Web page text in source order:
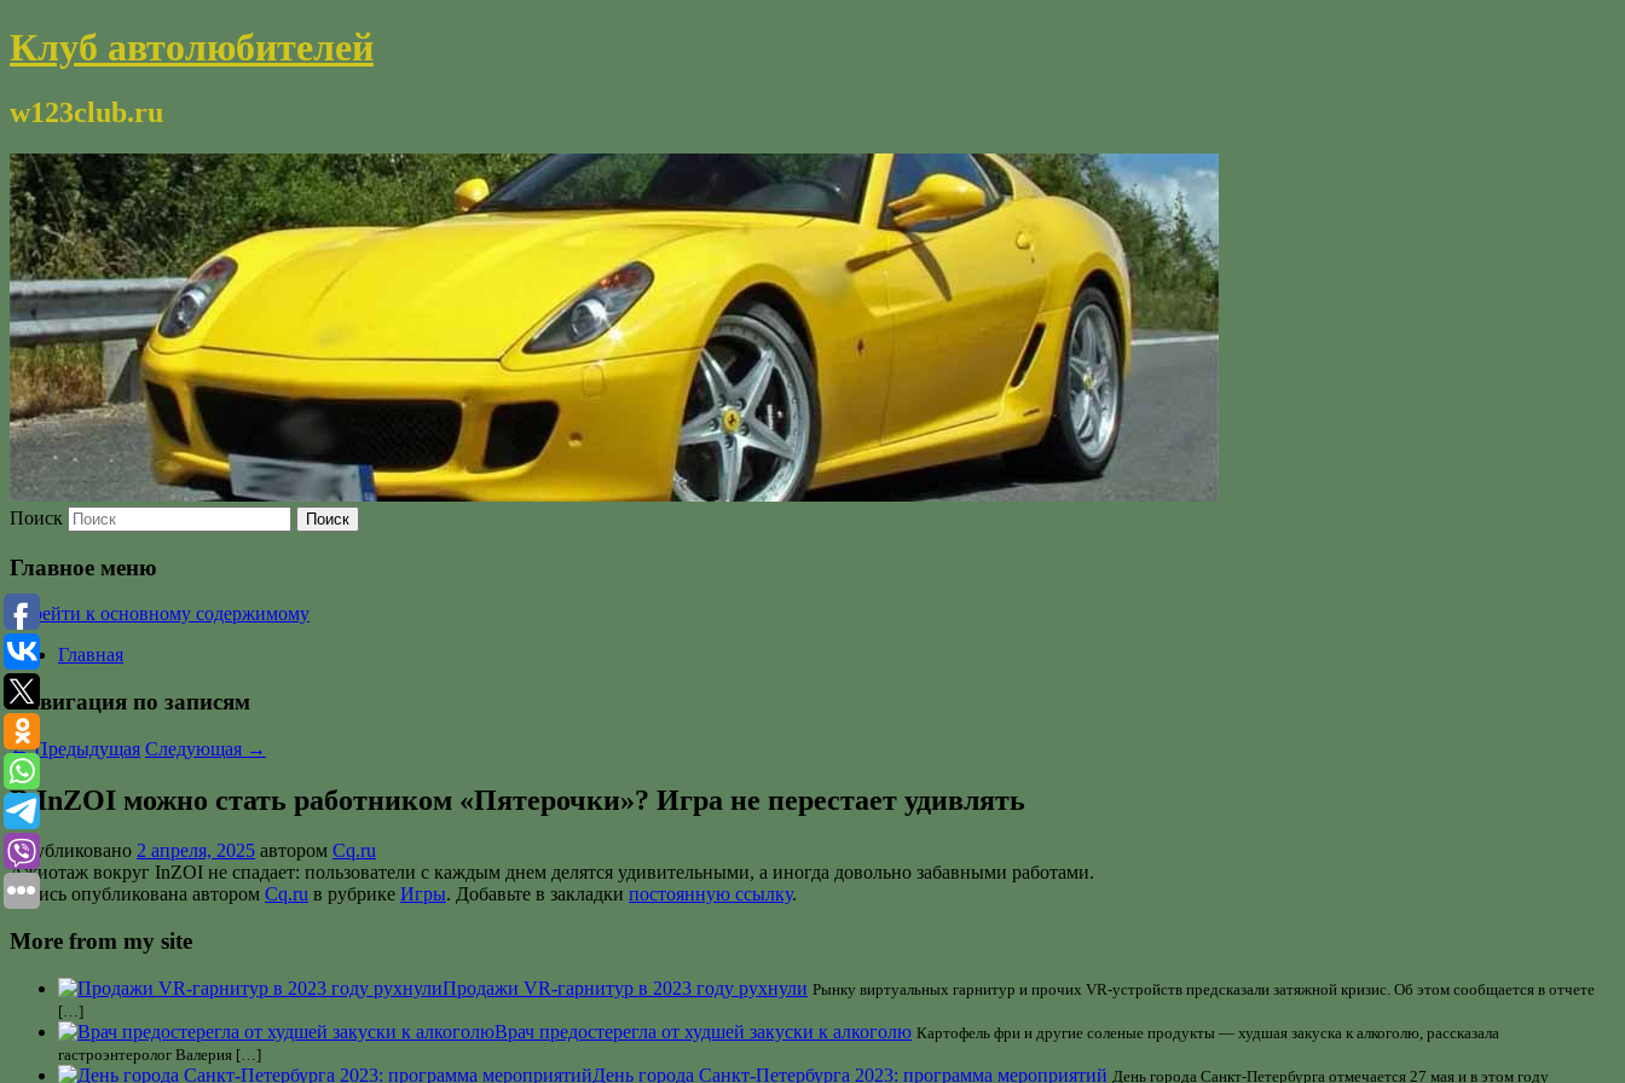
Клуб автолюбителей
w123club.ru
Поиск
Главное меню
Перейти к основному содержимому
Главная
Навигация по записям
←Предыдущая Следующая →
В InZOI можно стать работником «Пятерочки»? Игра не перестает удивлять
Опубликовано 2 апреля, 2025 автором Cq.ru
Ажиотаж вокруг InZOI не спадает: пользователи с каждым днем делятся удивительными, а иногда довольно забавными работами.
Запись опубликована автором Cq.ru в рубрике Игры. Добавьте в закладки постоянную ссылку.
More from my site
Продажи VR-гарнитур в 2023 году рухнули Рынку виртуальных гарнитур и прочих VR-устройств предсказали затяжной кризис. Об этом сообщается в отчете
[…]
Врач предостерегла от худшей закуски к алкоголю Картофель фри и другие соленые продукты — худшая закуска к алкоголю, рассказала
гастроэнтеролог Валерия […]
День города Санкт-Петербурга 2023: программа мероприятий День города Санкт-Петербурга отмечается 27 мая и в этом году